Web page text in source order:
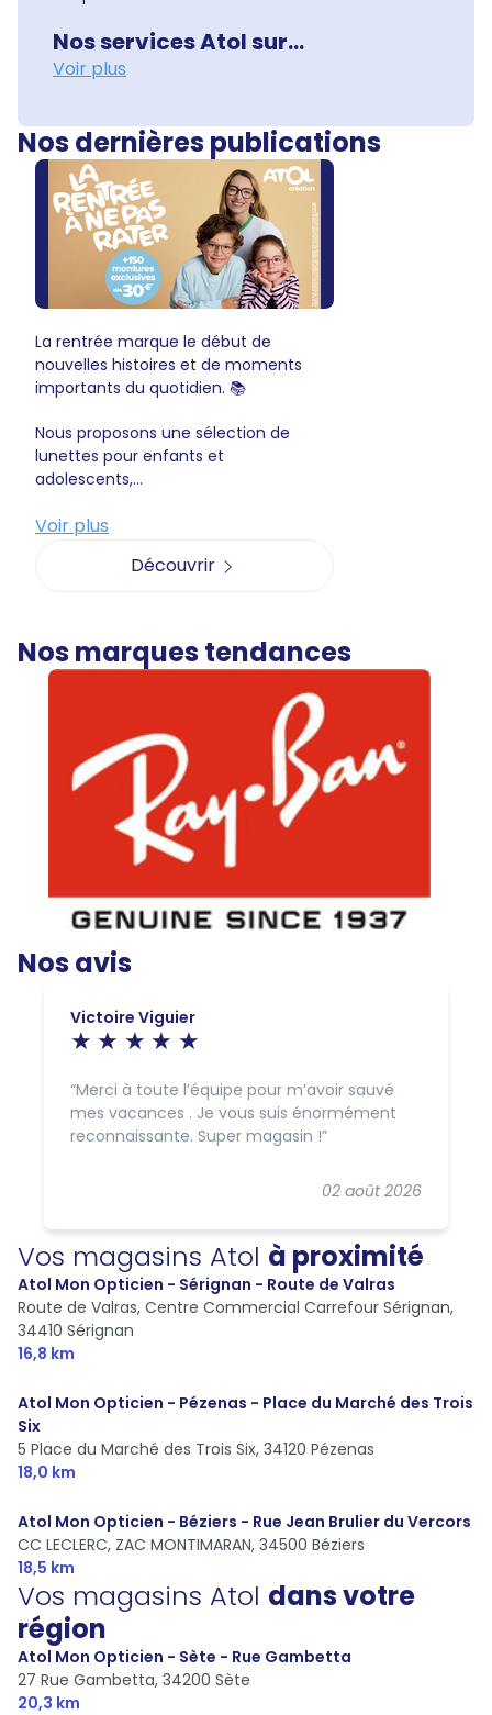
Nos services Atol sur...
Voir plus
Nos dernières publications
La rentrée marque le début de
nouvelles histoires et de moments
importants du quotidien. 📚
Nous proposons une sélection de
lunettes pour enfants et
adolescents,...
Voir plus
Découvrir
Nos marques tendances
Nos avis
Victoire Viguier
02 août 2026
Merci à toute l’équipe pour m’avoir sauvé
mes vacances . Je vous suis énormément
reconnaissante. Super magasin !
Vos magasins Atol à proximité
Atol Mon Opticien - Sérignan - Route de Valras
Route de Valras, Centre Commercial Carrefour Sérignan,
34410 Sérignan
16,8 km
Atol Mon Opticien - Pézenas - Place du Marché des Trois
Six
5 Place du Marché des Trois Six, 34120 Pézenas
18,0 km
Atol Mon Opticien - Béziers - Rue Jean Brulier du Vercors
CC LECLERC, ZAC MONTIMARAN, 34500 Béziers
18,5 km
Vos magasins Atol dans votre
région
Atol Mon Opticien - Sète - Rue Gambetta
27 Rue Gambetta, 34200 Sète
20,3 km